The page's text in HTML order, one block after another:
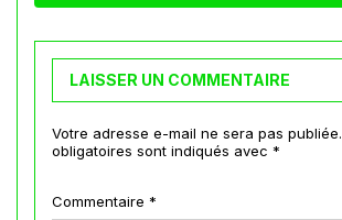
LAISSER UN COMMENTAIRE
Votre adresse e-mail ne sera pas publiée.
obligatoires sont indiqués avec *
Commentaire *